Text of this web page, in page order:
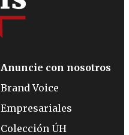
Anuncie con nosotros
Brand Voice
Empresariales
Colección ÚH